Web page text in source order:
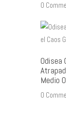
0
Odisea
Medio
0